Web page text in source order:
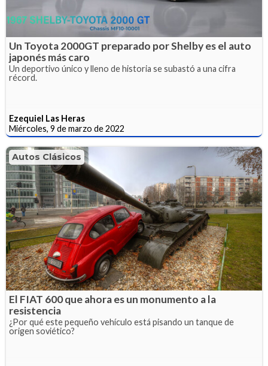
Un Toyota 2000GT preparado por Shelby es el auto
japonés más caro
Un deportivo único y lleno de historia se subastó a una cifra
récord.
Ezequiel Las Heras
Miércoles, 9 de marzo de 2022
Autos Clásicos
El FIAT 600 que ahora es un monumento a la
resistencia
¿Por qué este pequeño vehículo está pisando un tanque de
origen soviético?